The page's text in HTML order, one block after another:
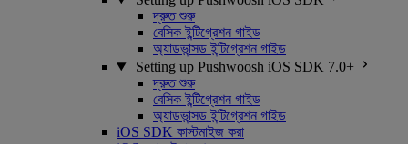
দ্রুত শুরু
বেসিক ইন্টিগ্রেশন গাইড
অ্যাডভান্সড ইন্টিগ্রেশন গাইড
Setting up Pushwoosh iOS SDK 7.0+
দ্রুত শুরু
বেসিক ইন্টিগ্রেশন গাইড
অ্যাডভান্সড ইন্টিগ্রেশন গাইড
iOS SDK কাস্টমাইজ করা